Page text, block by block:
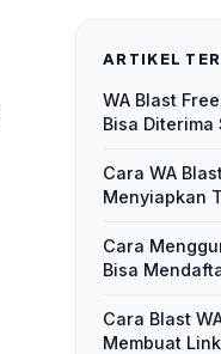
ARTIKEL
WA Blast
Bisa Diterima
Cara WA
Menyiapkan
Cara
Bisa
Cara Blast
Membuat